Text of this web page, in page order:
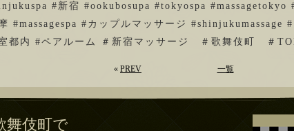
#新宿 #ookubosupa #tokyospa
#massagespa #カップルマッサージ #shinjukumassage
都内 #ペアルーム ＃新宿マッサージ ＃歌舞伎町 ＃
« PREV 一覧
舞伎町で